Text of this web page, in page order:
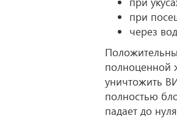
при
через
полноценной
уничтожить
полностью
падает до